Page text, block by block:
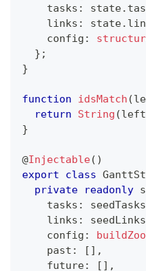
    tasks
: state.
    links
: state.
    config
:
} ;
}
function idsMatch (
return
String (left
}
@Injectable( )
export
class
private
readonly
    tasks
: seedTasks
    links
: seedLinks
    config
:
    past
: [ ] ,
    future
: [ ] ,